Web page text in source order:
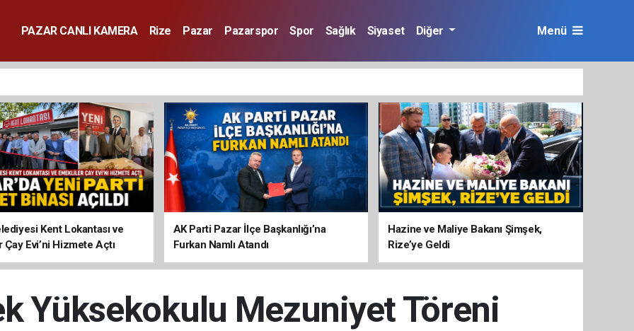
PAZAR CANLI KAMERA Rize Pazar Pazarspor Spor Sağlık Siyaset Diğer Menü
Kent Lokantası ve
Evi’ni Hizmete Açtı
AK Parti Pazar İlçe Başkanlığı’na
Furkan Namlı Atandı
Hazine ve Maliye Bakanı Şimşek,
Rize’ye Geldi
Yüksekokulu Mezuniyet Töreni